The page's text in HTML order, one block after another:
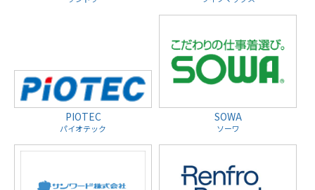
PIOTEC
パイオテック
SOWA
ソーワ